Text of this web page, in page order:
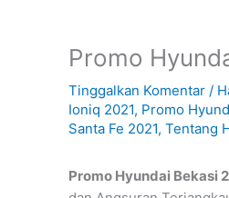
Promo
Tinggalkan Komentar /
Ioniq 2021, Promo
Santa Fe 2021,Tentang
Promo Hyundai Bekasi